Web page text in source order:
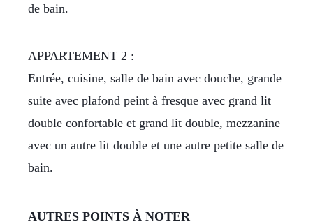
de bain.
APPARTEMENT 2 :
Entrée, cuisine, salle de bain avec douche, grande
suite avec plafond peint à fresque avec grand lit
double confortable et grand lit double, mezzanine
avec un autre lit double et une autre petite salle de
bain.
AUTRES POINTS À NOTER